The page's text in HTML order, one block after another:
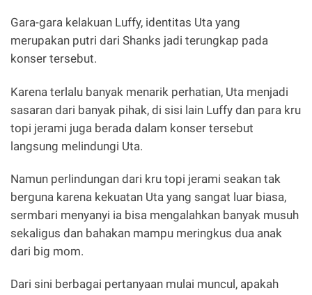
Gara-gara kelakuan Luffy, identitas Uta yang
merupakan putri dari Shanks jadi terungkap pada
konser tersebut.
Karena terlalu banyak menarik perhatian, Uta menjadi
sasaran dari banyak pihak, di sisi lain Luffy dan para kru
topi jerami juga berada dalam konser tersebut
langsung melindungi Uta.
Namun perlindungan dari kru topi jerami seakan tak
berguna karena kekuatan Uta yang sangat luar biasa,
sermbari menyanyi ia bisa mengalahkan banyak musuh
sekaligus dan bahakan mampu meringkus dua anak
dari big mom.
Dari sini berbagai pertanyaan mulai muncul, apakah